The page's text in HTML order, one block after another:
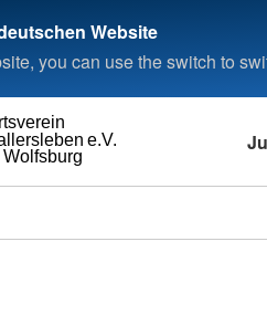
Website
you can use the switch to
Wolfsburg
e.V.